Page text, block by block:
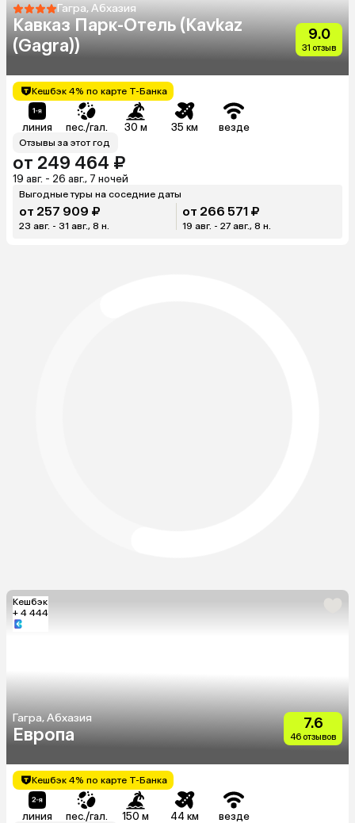
Гагра, Абхазия
Кавказ Парк-Отель (Kavkaz
(Gagra))
9.0
31 отзыв
Кешбэк 4% по карте Т-Банка
линия пес./гал. 30 м 35 км везде
Отзывы за этот год
от 249 464 ₽
19 авг. - 26 авг., 7 ночей
Выгодные туры на соседние даты
от 257 909 ₽
23 авг. - 31 авг., 8 н.
от 266 571 ₽
19 авг. - 27 авг., 8 н.
Кешбэк
+ 4 444
Гагра, Абхазия
Европа
7.6
46 отзывов
Кешбэк 4% по карте Т-Банка
линия пес./гал. 150 м 44 км везде